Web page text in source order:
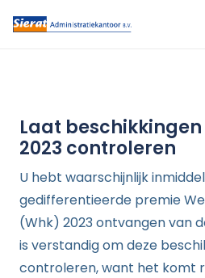
Laat
2023 controleren
U hebt waarschijnlijk
gedifferentieerde premie
(Whk) 2023 ontvangen van
is verstandig om deze
controleren, want het komt